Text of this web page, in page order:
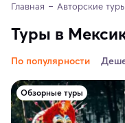
Главная Авторские туры
Туры в
По популярности
Обзорные туры